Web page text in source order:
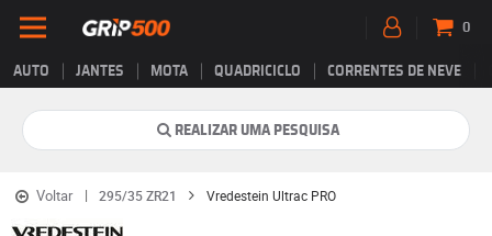
AUTO JANTES MOTA QUADRICICLO CORRENTES DE NEVE
0
REALIZAR UMA PESQUISA
Voltar 295/35 ZR21 Vredestein Ultrac PRO